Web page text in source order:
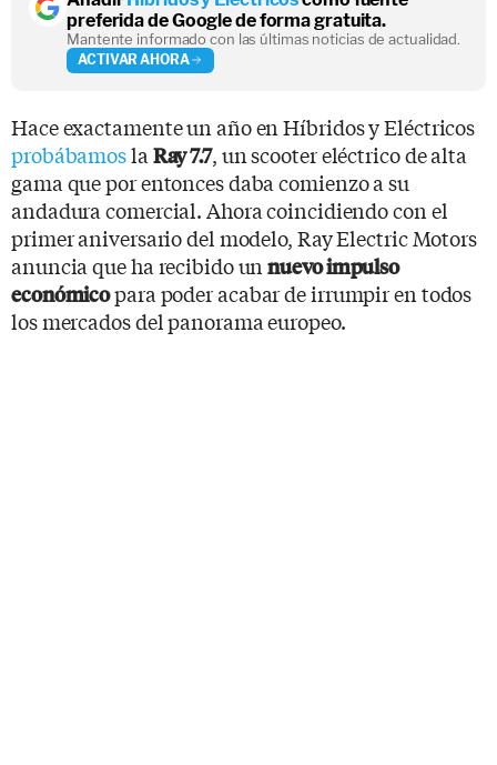
preferida de Google de forma gratuita.
Mantente informado con las últimas noticias de actualidad.
ACTIVAR AHORA
Hace exactamente un año en Híbridos y Eléctricos
probábamosla Ray 7.7, un scooter eléctrico de alta
gama que por entonces daba comienzo a su
andadura comercial. Ahora coincidiendo con el
primer aniversario del modelo, Ray Electric Motors
anuncia que ha recibido unnuevo impulso
económicopara poder acabar de irrumpir en todos
los mercados del panorama europeo.